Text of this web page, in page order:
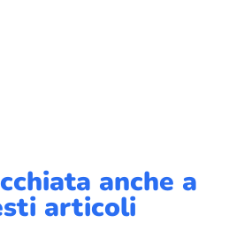
anche a
articoli